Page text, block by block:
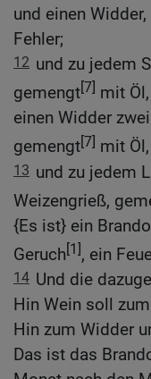
und einen
Fehler;
12 und zu jedem
gemengt[7] mit
einen Widder
gemengt[7] mit
13 und zu jedem
Weizengrieß,
{Es ist} ein
Geruch[1], ein
14 Und die
Hin Wein soll
Hin zum Widder
Das ist das